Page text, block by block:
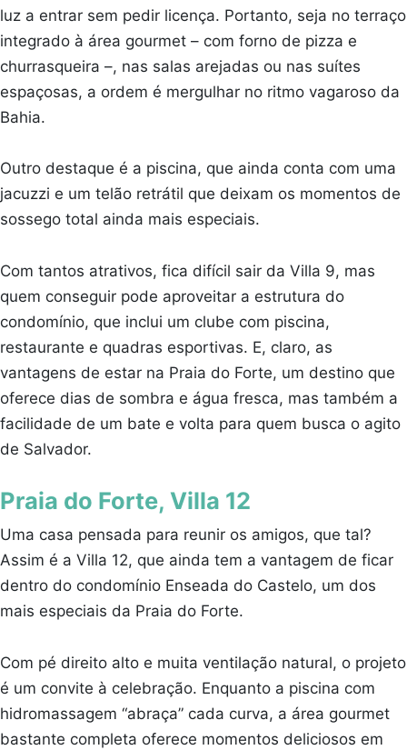
luz a entrar sem pedir licença. Portanto, seja no terraço
integrado à área gourmet – com forno de pizza e
churrasqueira –, nas salas arejadas ou nas suítes
espaçosas, a ordem é mergulhar no ritmo vagaroso da
Bahia.
Outro destaque é a piscina, que ainda conta com uma
jacuzzi e um telão retrátil que deixam os momentos de
sossego total ainda mais especiais.
Com tantos atrativos, fica difícil sair da Villa 9, mas
quem conseguir pode aproveitar a estrutura do
condomínio, que inclui um clube com piscina,
restaurante e quadras esportivas. E, claro, as
vantagens de estar na Praia do Forte, um destino que
oferece dias de sombra e água fresca, mas também a
facilidade de um bate e volta para quem busca o agito
de Salvador.
Praia do Forte, Villa 12
Uma casa pensada para reunir os amigos, que tal?
Assim é a Villa 12, que ainda tem a vantagem de ficar
dentro do condomínio Enseada do Castelo, um dos
mais especiais da Praia do Forte.
Com pé direito alto e muita ventilação natural, o projeto
é um convite à celebração. Enquanto a piscina com
hidromassagem “abraça” cada curva, a área gourmet
bastante completa oferece momentos deliciosos em